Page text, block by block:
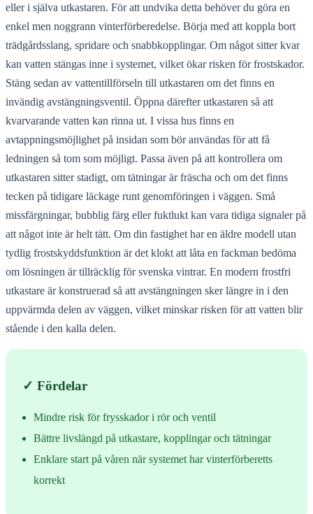
eller i själva utkastaren. För att undvika detta behöver du göra en
enkel men noggrann vinterförberedelse. Börja med att koppla bort
trädgårdsslang, spridare och snabbkopplingar. Om något sitter kvar
kan vatten stängas inne i systemet, vilket ökar risken för frostskador.
Stäng sedan av vattentillförseln till utkastaren om det finns en
invändig avstängningsventil. Öppna därefter utkastaren så att
kvarvarande vatten kan rinna ut. I vissa hus finns en
avtappningsmöjlighet på insidan som bör användas för att få
ledningen så tom som möjligt. Passa även på att kontrollera om
utkastaren sitter stadigt, om tätningar är fräscha och om det finns
tecken på tidigare läckage runt genomföringen i väggen. Små
missfärgningar, bubblig färg eller fuktlukt kan vara tidiga signaler på
att något inte är helt tätt. Om din fastighet har en äldre modell utan
tydlig frostskyddsfunktion är det klokt att låta en fackman bedöma
om lösningen är tillräcklig för svenska vintrar. En modern frostfri
utkastare är konstruerad så att avstängningen sker längre in i den
uppvärmda delen av väggen, vilket minskar risken för att vatten blir
stående i den kalla delen.
✓ Fördelar
Mindre risk för frysskador i rör och ventil
Bättre livslängd på utkastare, kopplingar och tätningar
Enklare start på våren när systemet har vinterförberetts
korrekt